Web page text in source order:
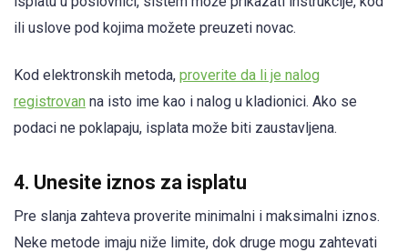
ili uslove pod kojima možete preuzeti novac.
Kod elektronskih metoda, proverite da li je nalog
registrovan na isto ime kao i nalog u kladionici. Ako se
podaci ne poklapaju, isplata može biti zaustavljena.
4. Unesite iznos za isplatu
Pre slanja zahteva proverite minimalni i maksimalni iznos.
Neke metode imaju niže limite, dok druge mogu zahtevati